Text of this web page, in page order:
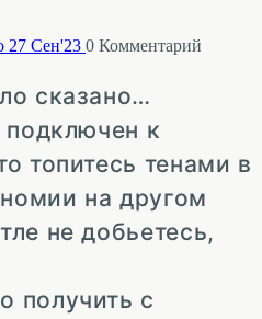
27 Сен'23 0 Комментарий
сказано…
к
топитесь тенами в
на другом
не добьетесь,
получить с